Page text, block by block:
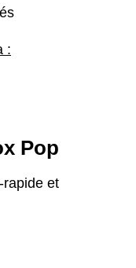
:
Pop
rapide et